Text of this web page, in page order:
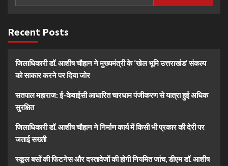
Recent Posts
जिलाधिकारी डॉ. आशीष चौहान ने मुख्यमंत्री के ‘खेल भूमि उत्तराखंड’ संकल्प
को साकार करने पर दिया जोर
सतपाल महाराज: ई-केवाईसी आधारित चारधाम पंजीकरण से यात्रा हुई अधिक
सुरक्षित
जिलाधिकारी डॉ. आशीष चौहान ने निर्माण कार्य में किसी भी प्रकार की देरी पर
जताई सख्ती
स्कूल बसों की फिटनेस और दस्तावेजों की होगी नियमित जांच, डीएम डॉ. आशीष